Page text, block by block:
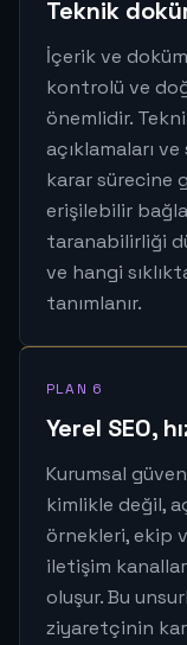
Teknik
İçerik ve
kontrolü ve
önemlidir.
açıklamaları ve
karar sürecine
erişilebilir
taranabilirliği
ve hangi
tanımlanır.
PLAN 6
Yerel SEO,
Kurumsal
kimlikle değil,
örnekleri, ekip
iletişim
oluşur. Bu
ziyaretçinin